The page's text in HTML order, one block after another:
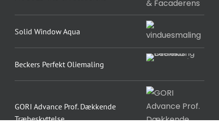
Solid Window Aqua
Beckers Perfekt Oliemaling
GORI Advance Prof. Dækkende
Træbeskyttelse